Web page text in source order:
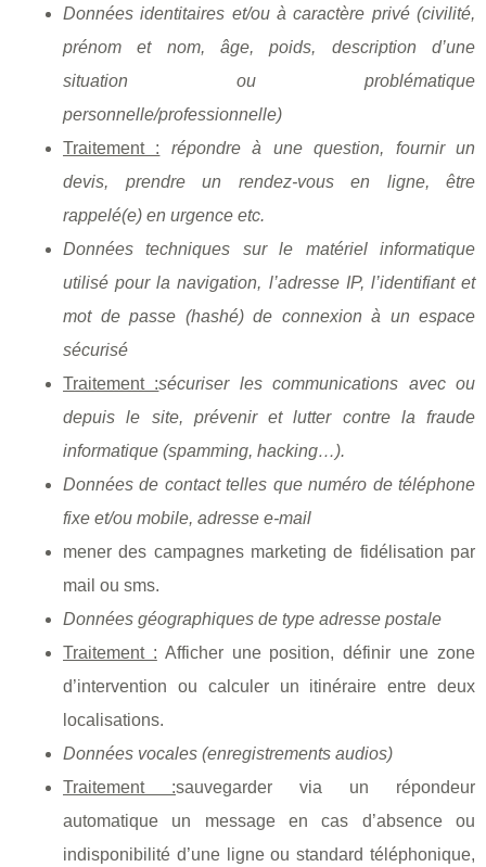
Données identitaires et/ou à caractère privé (civilité,
prénom et nom, âge, poids, description d’une
situation ou problématique
personnelle/professionnelle)
Traitement :
répondre à une question, fournir un
devis, prendre un rendez-vous en ligne, être
rappelé(e) en urgence etc.
Données techniques sur le matériel informatique
utilisé pour la navigation, l’adresse IP, l’identifiant et
mot de passe (hashé) de connexion à un espace
sécurisé
Traitement :sécuriser les communications avec ou
depuis le site, prévenir et lutter contre la fraude
informatique (spamming, hacking…).
Données de contact telles que numéro de téléphone
fixe et/ou mobile, adresse e-mail
mener des campagnes marketing de fidélisation par
mail ou sms.
Données géographiques de type adresse postale
Traitement : Afficher une position, définir une zone
d’intervention ou calculer un itinéraire entre deux
localisations.
Données vocales (enregistrements audios)
Traitement :sauvegarder via un répondeur
automatique un message en cas d’absence ou
indisponibilité d’une ligne ou standard téléphonique,